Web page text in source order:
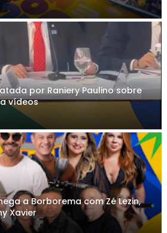
por Raniery Paulino sobre
vídeos
a Borborema com Zé Lezin,
Xavier